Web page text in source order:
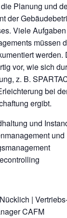
Planung und
der
Viele
müssen
werden.
vor, wie sich
z. B.
bei
ergibt.
und
und
|
CAFM